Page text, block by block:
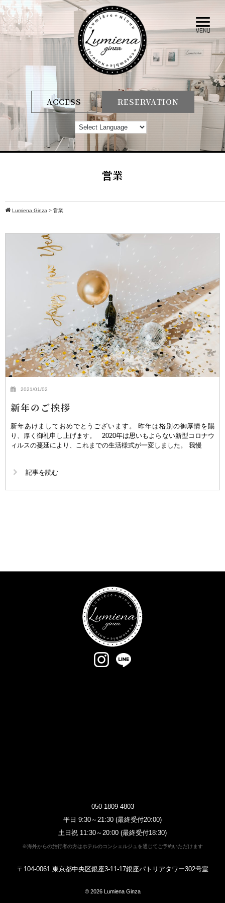
ACCESS RESERVATION
営業
Lumiena Ginza > 営業
2021/01/02
新年のご挨拶
新年あけましておめでとうございます。 昨年は格別の御厚情を賜
り、厚く御礼申し上げます。 2020年は思いもよらない新型コロナウ
ィルスの蔓延により、これまでの生活様式が一変しました。 我慢
記事を読む
050-1809-4803
平日 9:30～21:30 (最終受付20:00)
土日祝 11:30～20:00 (最終受付18:30)
※海外からの旅行者の方はホテルのコンシェルジュを通じてご予約いただけます
〒104-0061 東京都中央区銀座3-11-17銀座パトリアタワー302号室
© 2026 Lumiena Ginza